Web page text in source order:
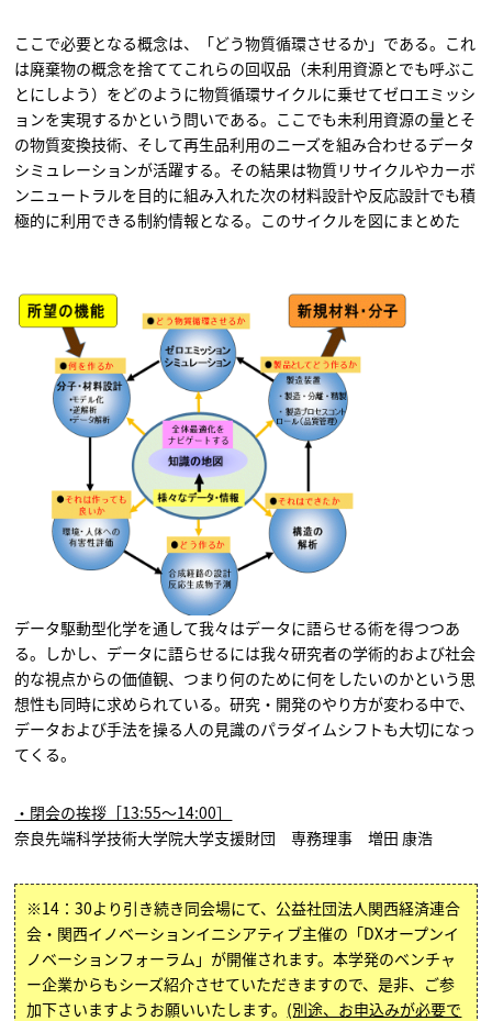
ここで必要となる概念は、「どう物質循環させるか」である。これ
は廃棄物の概念を捨ててこれらの回収品（未利用資源とでも呼ぶこ
とにしよう）をどのように物質循環サイクルに乗せてゼロエミッシ
ョンを実現するかという問いである。ここでも未利用資源の量とそ
の物質変換技術、そして再生品利用のニーズを組み合わせるデータ
シミュレーションが活躍する。その結果は物質リサイクルやカーボ
ンニュートラルを目的に組み入れた次の材料設計や反応設計でも積
極的に利用できる制約情報となる。このサイクルを図にまとめた
データ駆動型化学を通して我々はデータに語らせる術を得つつあ
る。しかし、データに語らせるには我々研究者の学術的および社会
的な視点からの価値観、つまり何のために何をしたいのかという思
想性も同時に求められている。研究・開発のやり方が変わる中で、
データおよび手法を操る人の見識のパラダイムシフトも大切になっ
てくる。
・閉会の挨拶［13:55～14:00］
奈良先端科学技術大学院大学支援財団 専務理事 増田 康浩
※14：30より引き続き同会場にて、公益社団法人関西経済連合
会・関西イノベーションイニシアティブ主催の「DXオープンイ
ノベーションフォーラム」が開催されます。本学発のベンチャ
ー企業からもシーズ紹介させていただきますので、是非、ご参
加下さいますようお願いいたします。 (別途、お申込みが必要で